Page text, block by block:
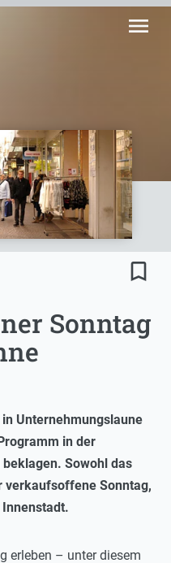
menu
bookmark_border
Sonntag
Unternehmungslaune
in der
Sowohl das
verkaufsoffene Sonntag,
erleben – unter diesem